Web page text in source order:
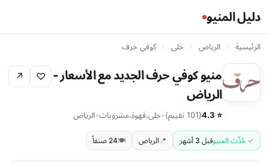
دليل المنيو
الرئيسية › الرياض › حلى › كوفي حرف
منيو كوفي حرف الجديد مع الأسعار -
الرياض
⭐ 4.3 (101 تقييم) •حلى،قهوة،مشروبات•الرياض
♡
↗
✓ حُدِّث المنيوقبل 3 أشهر 📍 الرياض 🍽️24 صنفاً